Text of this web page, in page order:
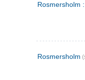
Rosmersholm
Rosmersholm